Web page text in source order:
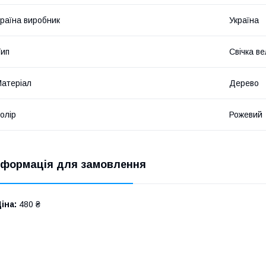
виробник Україна
Свічка
Дерево
Рожевий
для замовлення
480 ₴